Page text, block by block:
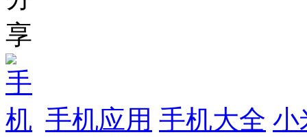
手机应用 手机大全 小